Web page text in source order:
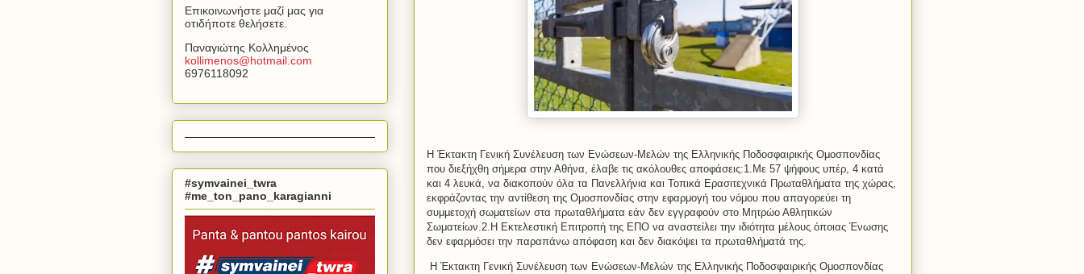
Η Έκτακτη Γενική Συνέλευση των Ενώσεων-Μελών της Ελληνικής Ποδοσφαιρικής Ομοσπονδίας
που διεξήχθη σήμερα στην Αθήνα, έλαβε τις ακόλουθες αποφάσεις:1.Με 57 ψήφους υπέρ, 4 κατά
και 4 λευκά, να διακοπούν όλα τα Πανελλήνια και Τοπικά Ερασιτεχνικά Πρωταθλήματα της χώρας,
εκφράζοντας την αντίθεση της Ομοσπονδίας στην εφαρμογή του νόμου που απαγορεύει τη
συμμετοχή σωματείων στα πρωταθλήματα εάν δεν εγγραφούν στο Μητρώο Αθλητικών
Σωματείων.2.Η Εκτελεστική Επιτροπή της ΕΠΟ να αναστείλει την ιδιότητα μέλους όποιας Ένωσης
δεν εφαρμόσει την παραπάνω απόφαση και δεν διακόψει τα πρωταθλήματά της.
Η Έκτακτη Γενική Συνέλευση των Ενώσεων-Μελών της Ελληνικής Ποδοσφαιρικής Ομοσπονδίας
Επικοινωνήστε μαζί μας για
οτιδήποτε θελήσετε.
Παναγιώτης Κολλημένος
kollimenos@hotmail com
6976118092
#symvainei_twra
#me_ton_pano_karagianni